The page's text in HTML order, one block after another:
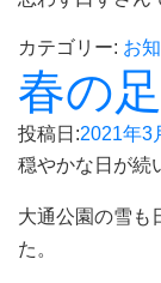
カテゴリー: お
春の
投稿日:2021年3
穏やかな日が続
大通公園の雪も
た。